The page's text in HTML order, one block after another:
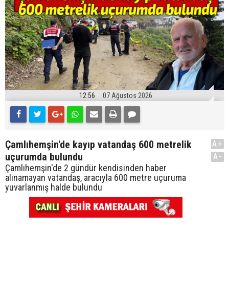
12:56 07 Ağustos 2026
Çamlıhemşin'de kayıp vatandaş 600 metrelik
uçurumda bulundu
Çamlıhemşin'de 2 gündür kendisinden haber
alınamayan vatandaş, aracıyla 600 metre uçuruma
yuvarlanmış halde bulundu
A+
A-